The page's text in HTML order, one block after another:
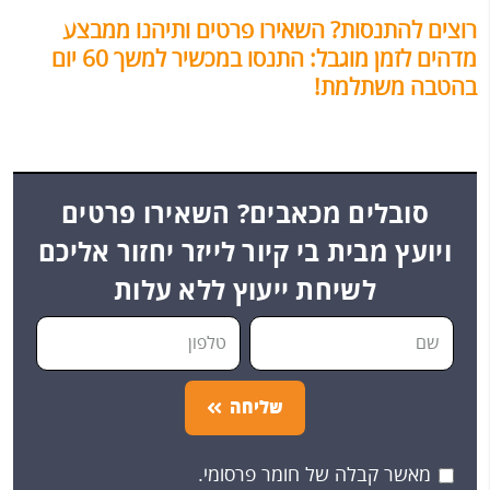
רוצים להתנסות? השאירו פרטים ותיהנו ממבצע
מדהים לזמן מוגבל: התנסו במכשיר למשך 60 יום
בהטבה משתלמת!
סובלים מכאבים? השאירו פרטים
ויועץ מבית בי קיור לייזר יחזור אליכם
לשיחת ייעוץ ללא עלות
שליחה
מאשר קבלה של חומר פרסומי.